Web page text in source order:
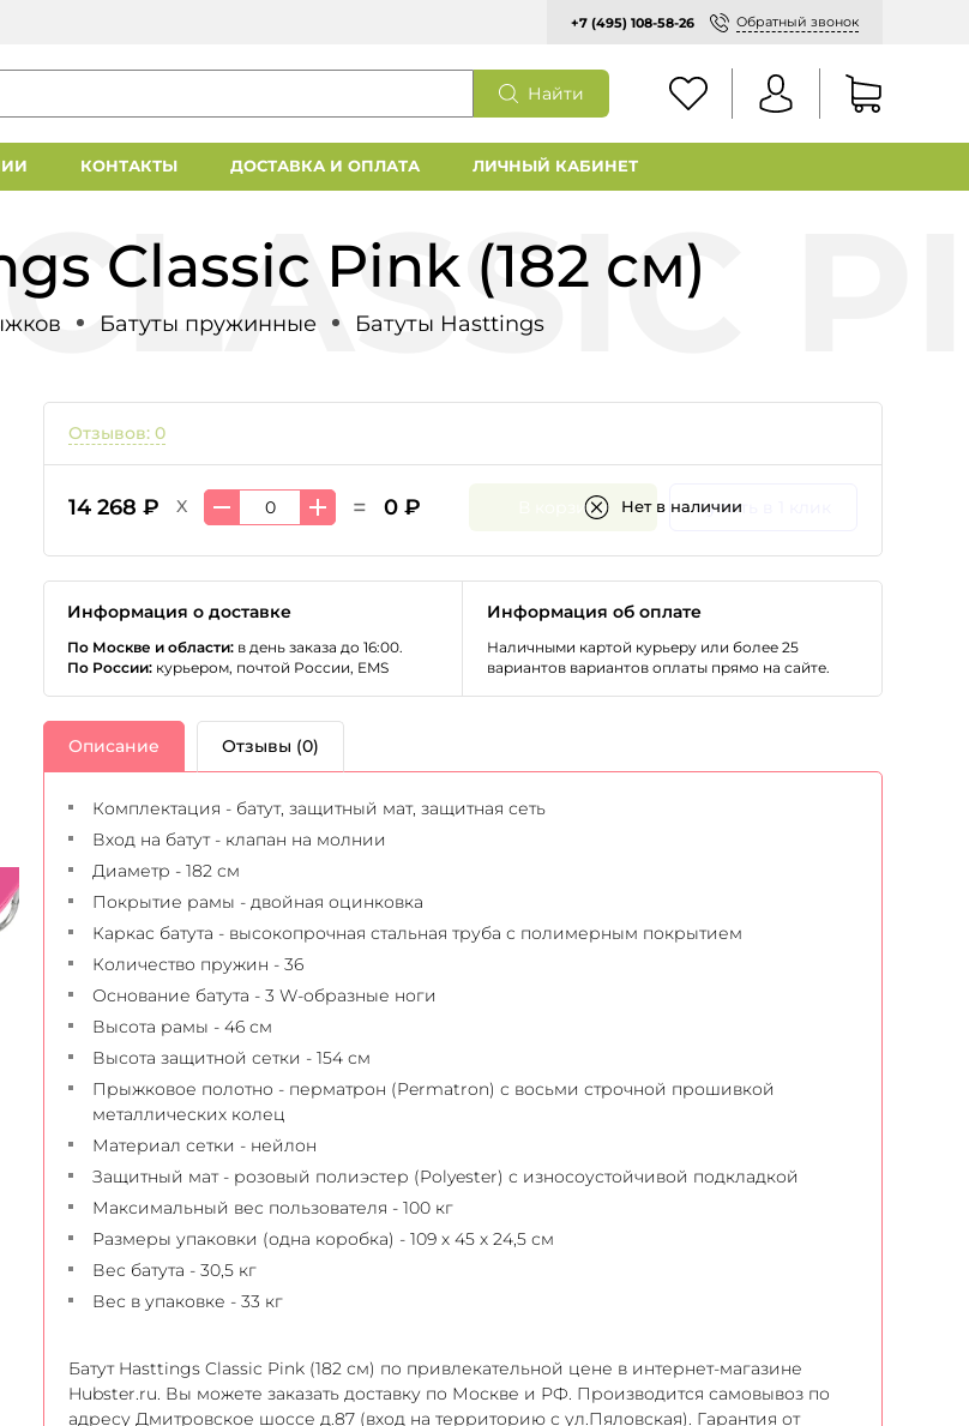
+7 (495) 108-58-26 Обратный звонок
Найти
КОНТАКТЫ ДОСТАВКА И ОПЛАТА ЛИЧНЫЙ КАБИНЕТ
Classic Pink (182 см)
Батуты пружинные Батуты Hasttings
Отзывов: 0
14 268 ₽ X = 0 ₽ Нет в наличии
В корзину Купить в 1 клик
Информация о доставке
По Москве и области: в день заказа до 16:00.
По России: курьером, почтой России, EMS
Информация об оплате
Наличными картой курьеру или более 25
вариантов вариантов оплаты прямо на сайте.
Описание Отзывы (0)
Комплектация - батут, защитный мат, защитная сеть
Вход на батут - клапан на молнии
Диаметр - 182 см
Покрытие рамы - двойная оцинковка
Каркас батута - высокопрочная стальная труба с полимерным покрытием
Количество пружин - 36
Основание батута - 3 W-образные ноги
Высота рамы - 46 см
Высота защитной сетки - 154 см
Прыжковое полотно - перматрон (Permatron) с восьми строчной прошивкой
металлических колец
Материал сетки - нейлон
Защитный мат - розовый полиэстер (Polyester) с износоустойчивой подкладкой
Максимальный вес пользователя - 100 кг
Размеры упаковки (одна коробка) - 109 х 45 х 24,5 см
Вес батута - 30,5 кг
Вес в упаковке - 33 кг
Батут Hasttings Classic Pink (182 см) по привлекательной цене в интернет-магазине
Hubster.ru. Вы можете заказать доставку по Москве и РФ. Производится самовывоз по
адресу Дмитровское шоссе д.87 (вход на территорию с ул.Пяловская). Гарантия от